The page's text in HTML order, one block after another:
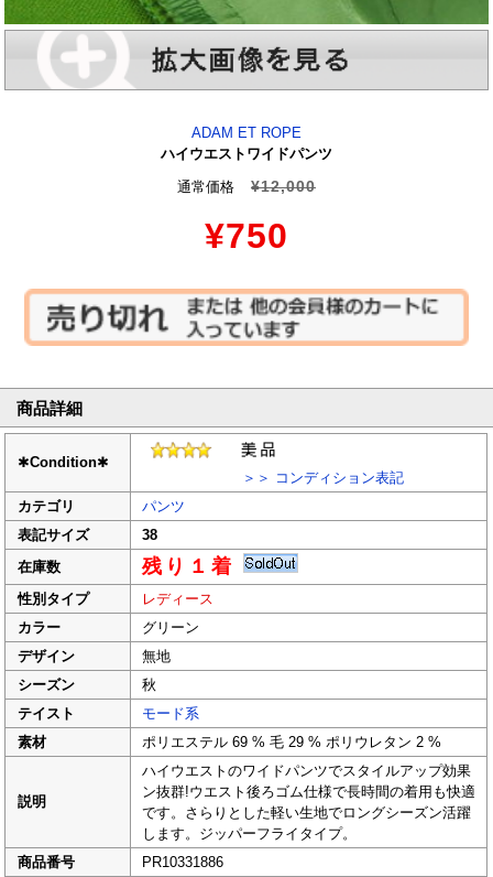
ADAM ET ROPE
ハイウエストワイドパンツ
通常価格
¥12,000
¥750
商品詳細
✱Condition✱
＞＞ コンディション表記
カテゴリ
パンツ
表記サイズ
38
在庫数
残り１着
性別タイプ
レディース
カラー
グリーン
デザイン
無地
シーズン
秋
テイスト
モード系
素材
ポリエステル 69 % 毛 29 % ポリウレタン 2 %
説明
ハイウエストのワイドパンツでスタイルアップ効果
ン抜群!ウエスト後ろゴム仕様で長時間の着用も快適
です。さらりとした軽い生地でロングシーズン活躍
します。ジッパーフライタイプ。
商品番号
PR10331886